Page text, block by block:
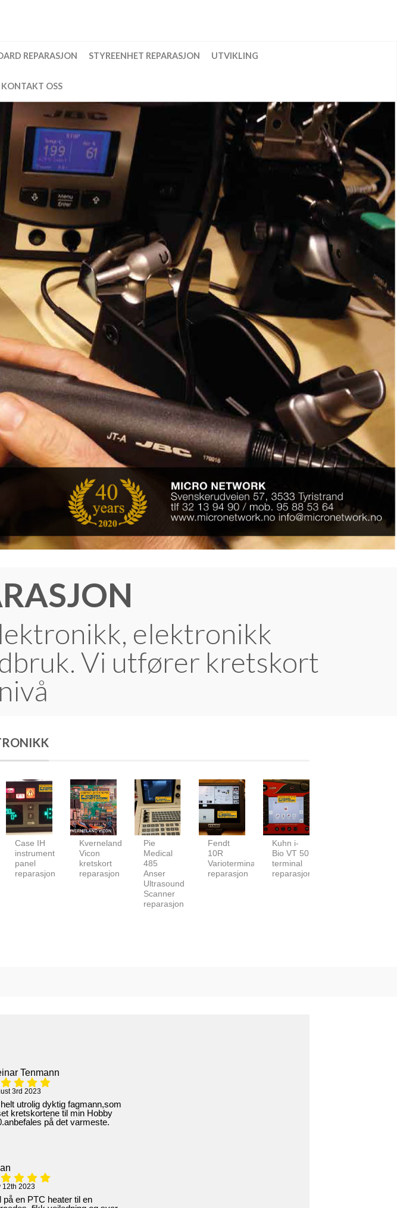
REPARASJON STYREENHET REPARASJON UTVIKLING
KONTAKT OSS
elektronikk
Vi utfører kretskort
Case IH
instrument
panel
reparasjon
Kverneland
Vicon
kretskort
reparasjon
Pie
Medical
485
Anser
Ultrasound
Scanner
reparasjon
Fendt
10R
Varioterminal
reparasjon
Kuhn i-
Bio VT 50
terminal
reparasjon
Tenmann
3rd 2023
utrolig dyktig fagmann,som
kretskortene til min Hobby
på det varmeste.
12th 2023
på en PTC heater til en